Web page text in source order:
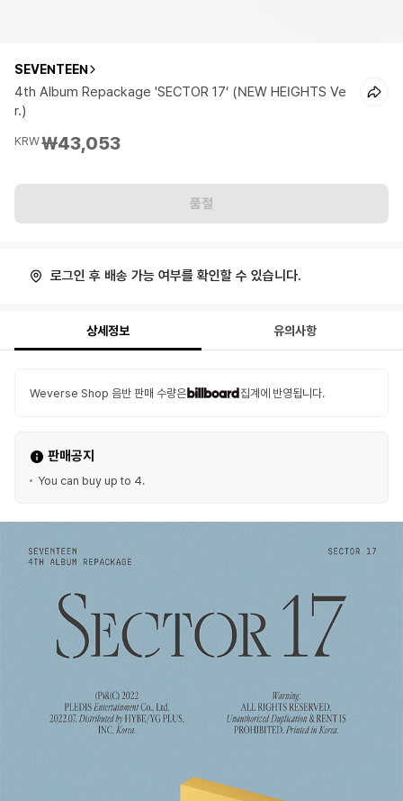
SEVENTEEN
4th Album Repackage 'SECTOR 17’ (NEW HEIGHTS Ve
r.)
KRW₩43,053
품절
로그인 후 배송 가능 여부를 확인할 수 있습니다.
상세정보 유의사항
Weverse Shop 음반 판매 수량은 집계에 반영됩니다.
판매공지
You can buy up to 4.